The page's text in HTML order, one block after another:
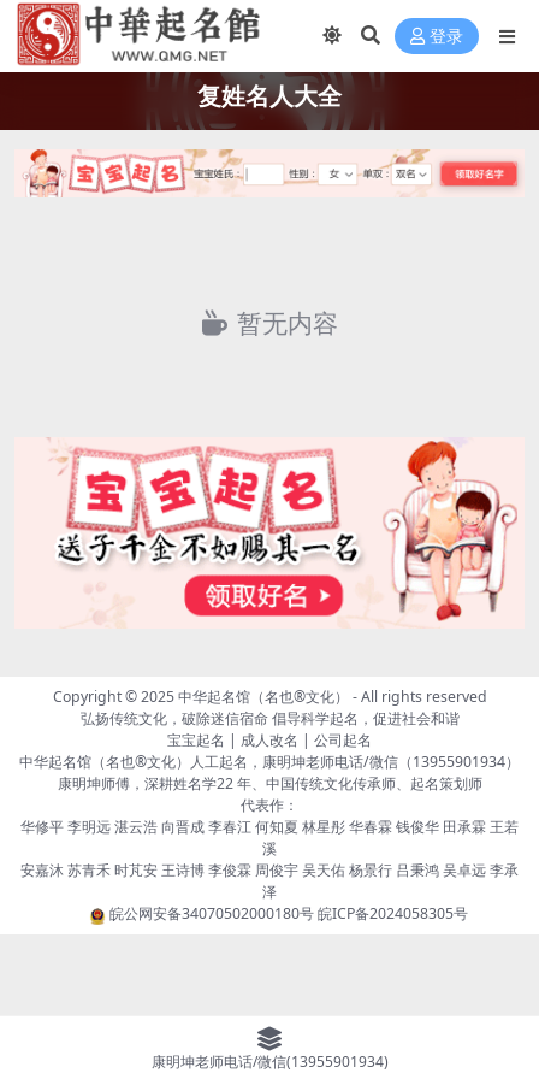
登录
复姓名人大全
暂无内容
Copyright © 2025中华起名馆（名也®文化） - All rights reserved
弘扬传统文化，破除迷信宿命 倡导科学起名，促进社会和谐
宝宝起名 | 成人改名 | 公司起名
中华起名馆（名也®文化）人工起名，康明坤老师电话/微信（13955901934）
康明坤师傅，深耕姓名学22 年、中国传统文化传承师、起名策划师
代表作：
华修平 李明远 湛云浩 向晋成 李春江 何知夏 林星彤 华春霖 钱俊华 田承霖 王若
溪
安嘉沐 苏青禾 时芃安 王诗博 李俊霖 周俊宇 吴天佑 杨景行 吕秉鸿 吴卓远 李承
泽
皖公网安备34070502000180号皖ICP备2024058305号
康明坤老师电话/微信(13955901934)